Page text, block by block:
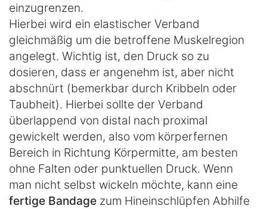
einzugrenzen.
Hierbei wird ein elastischer Verband
gleichmäßig um die betroffene Muskelregion
angelegt. Wichtig ist, den Druck so zu
dosieren, dass er angenehm ist, aber nicht
abschnürt (bemerkbar durch Kribbeln oder
Taubheit). Hierbei sollte der Verband
überlappend von distal nach proximal
gewickelt werden, also vom körperfernen
Bereich in Richtung Körpermitte, am besten
ohne Falten oder punktuellen Druck. Wenn
man nicht selbst wickeln möchte, kann eine
fertige Bandage zum Hineinschlüpfen Abhilfe